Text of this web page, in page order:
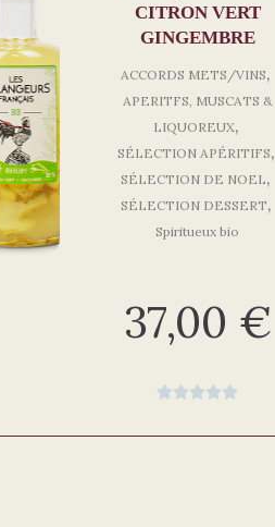
CITRON VERT
GINGEMBRE
ACCORDS METS/VINS,
APERITFS, MUSCATS &
LIQUOREUX,
SÉLECTION APÉRITIFS,
SÉLECTION DE NOEL,
SÉLECTION DESSERT,
Spiritueux bio
37,00 €
